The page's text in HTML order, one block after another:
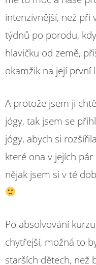
intenzivnější, než při
týdnů po porodu,
hlavičku od země,
okamžik na její první
A protože jsem ji
jógy, tak jsem se
jógy, abych si
které ona v jejích
nějak jsem si v té
Po absolvování
chytřejší, možná to
starších dětech, než